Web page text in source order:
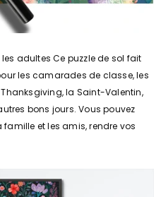
les adultes Ce puzzle de sol fait
les camarades de classe, les
la Saint-Valentin,
bons jours. Vous pouvez
et les amis, rendre vos